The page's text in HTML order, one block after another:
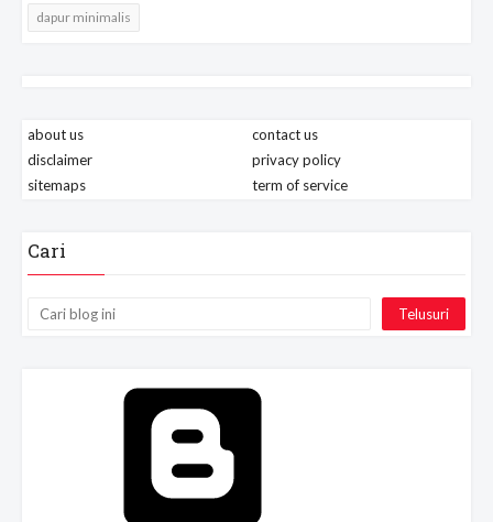
dapur minimalis
about us
contact us
disclaimer
privacy policy
sitemaps
term of service
Cari